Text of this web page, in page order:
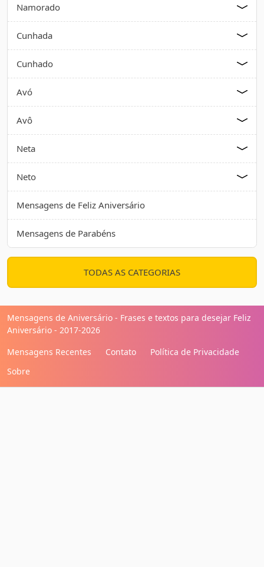
Namorado
Cunhada
Cunhado
Avó
Avô
Neta
Neto
Mensagens de Feliz Aniversário
Mensagens de Parabéns
TODAS AS CATEGORIAS
Mensagens de Aniversário - Frases e textos para desejar Feliz
Aniversário - 2017-2026
Mensagens Recentes
Contato
Política de Privacidade
Sobre